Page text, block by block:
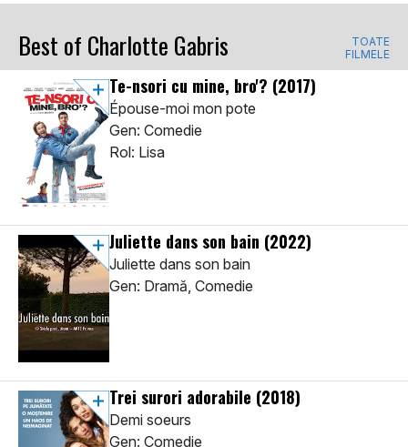
Best of Charlotte Gabris
TOATE
FILMELE
Te-nsori cu mine, bro'? (2017)
Épouse-moi mon pote
Gen: Comedie
Rol: Lisa
Juliette dans son bain (2022)
Juliette dans son bain
Gen: Dramă, Comedie
Trei surori adorabile (2018)
Demi soeurs
Gen: Comedie